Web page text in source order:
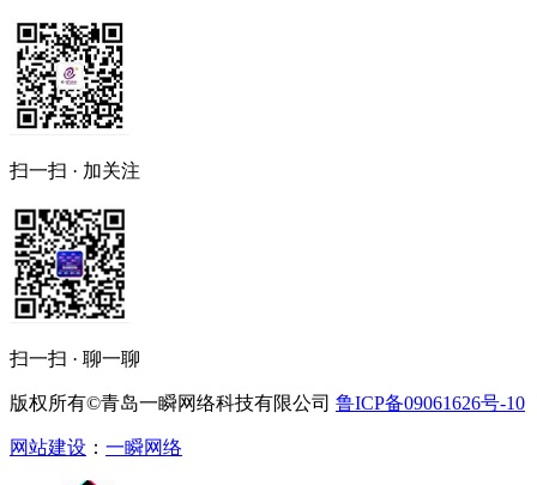
扫一扫 · 加关注
扫一扫 · 聊一聊
版权所有©青岛一瞬网络科技有限公司 鲁ICP备09061626号-10
网站建设 ： 一瞬网络